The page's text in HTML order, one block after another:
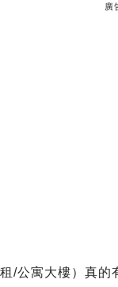
廣
/公寓大樓）真的